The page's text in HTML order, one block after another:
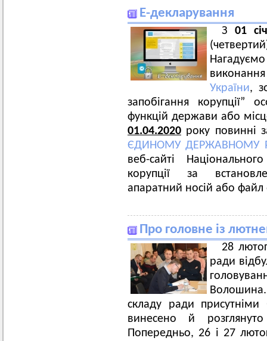
E-декларування
З 01
України,
запобігання корупції”
функцій держави або
01.04.2020 року повинні
ЄДИНОМУ ДЕРЖАВНОМУ
веб-сайті
корупції за
апаратний носій або
Про головне із
28
ради
Волошина.
складу ради
винесено й
Попередньо, 26 і 27